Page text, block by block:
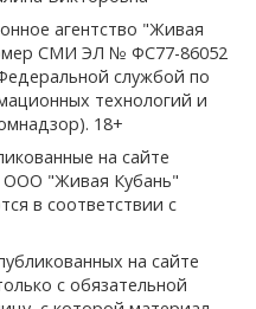
агентство "Живая
СМИ ЭЛ № ФС77-86052
службой по
технологий и
18+
на сайте
ООО "Живая Кубань"
в соответствии с
на сайте
с обязательной